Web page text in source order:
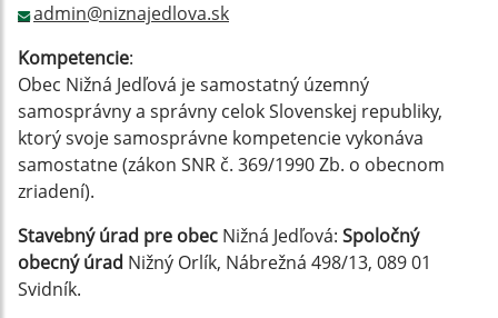
admin@niznajedlova.sk
Kompetencie:
Obec Nižná Jedľová je samostatný územný
samosprávny a správny celok Slovenskej republiky,
ktorý svoje samosprávne kompetencie vykonáva
samostatne (zákon SNR č. 369/1990 Zb. o obecnom
zriadení).
Stavebný úrad pre obec Nižná Jedľová: Spoločný
obecný úrad Nižný Orlík, Nábrežná 498/13, 089 01
Svidník.